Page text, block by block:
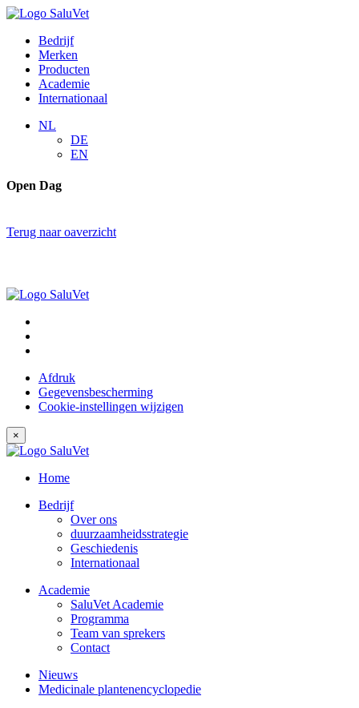
Bedrijf
Merken
Producten
Academie
Internationaal
NL
DE
EN
Open Dag
Terug naar oaverzicht
Afdruk
Gegevensbescherming
Cookie-instellingen wijzigen
×
Home
Bedrijf
Over ons
duurzaamheidsstrategie
Geschiedenis
Internationaal
Academie
SaluVet Academie
Programma
Team van sprekers
Contact
Nieuws
Medicinale plantenencyclopedie